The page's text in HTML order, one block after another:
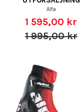
Alfa
1 595,00 kr
1 995,00 kr